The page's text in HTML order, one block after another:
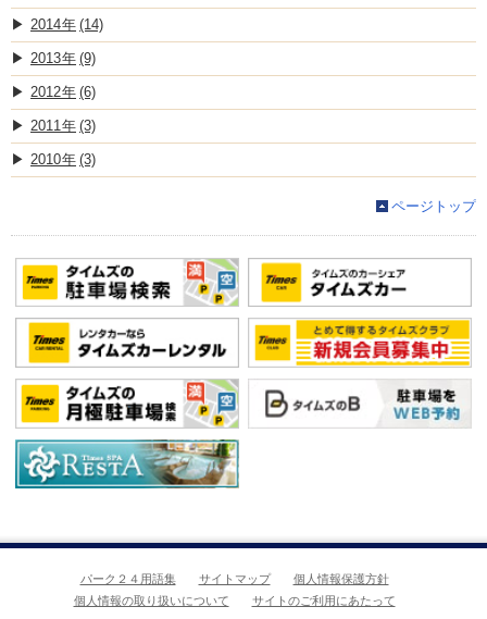
2014 (14)
2013 (9)
2012 (6)
2011 (3)
2010 (3)
ページトップ
パーク２４用語集 サイトマップ
個人情報保護方針
個人情報の取り扱いについて
サイトのご利用にあたって